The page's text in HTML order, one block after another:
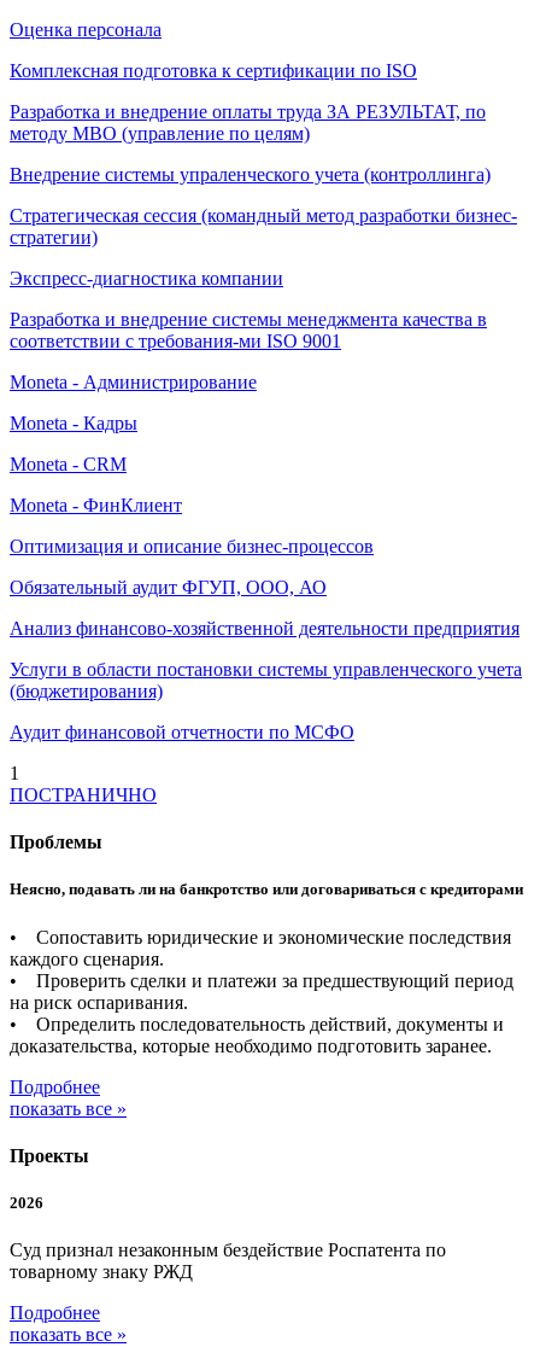
Оценка персонала
Комплексная подготовка к сертификации по ISO
Разработка и внедрение оплаты труда ЗА РЕЗУЛЬТАТ, по
методу МВО (управление по целям)
Внедрение системы упраленческого учета (контроллинга)
Стратегическая сессия (командный метод разработки бизнес-
стратегии)
Экспресс-диагностика компании
Разработка и внедрение системы менеджмента качества в
соответствии с требования-ми ISO 9001
Moneta - Администрирование
Moneta - Кадры
Moneta - CRM
Moneta - ФинКлиент
Оптимизация и описание бизнес-процессов
Обязательный аудит ФГУП, ООО, АО
Анализ финансово-хозяйственной деятельности предприятия
Услуги в области постановки системы управленческого учета
(бюджетирования)
Аудит финансовой отчетности по МСФО
1
ПОСТРАНИЧНО
Проблемы
Неясно, подавать ли на банкротство или договариваться с кредиторами
• Сопоставить юридические и экономические последствия
каждого сценария.
• Проверить сделки и платежи за предшествующий период
на риск оспаривания.
• Определить последовательность действий, документы и
доказательства, которые необходимо подготовить заранее.
Подробнее
показать все »
Проекты
2026
Суд признал незаконным бездействие Роспатента по
товарному знаку РЖД
Подробнее
показать все »